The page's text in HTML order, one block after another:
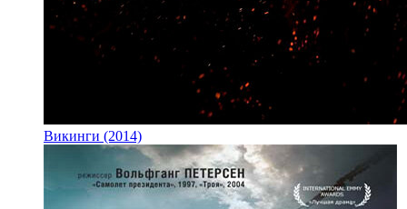
Викинги (2014)